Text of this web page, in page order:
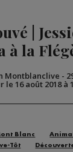
|
à la
Montblanclive -
le 16 août 2018 à
Blanc
Tôt